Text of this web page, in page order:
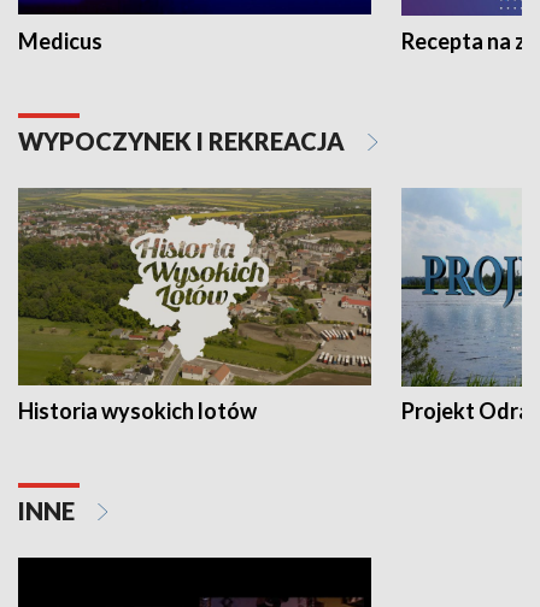
Medicus Recepta na
WYPOCZYNEK I REKREACJA
Historia wysokich lotów Projekt Odra
INNE